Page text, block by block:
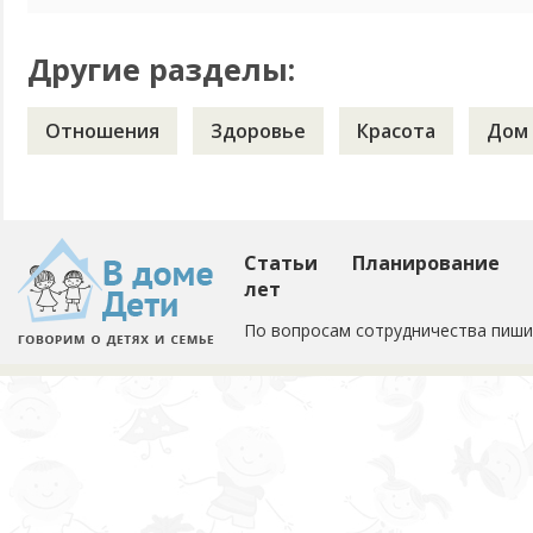
Другие разделы:
Отношения Здоровье Красота Дом
Статьи
Планирование
лет
По вопросам сотрудничества